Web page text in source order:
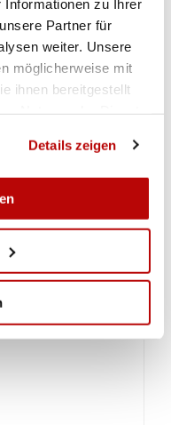
Informationen zu Ihrer
Partner für
weiter. Unsere
möglicherweise mit
ihnen bereitgestellt
Details zeigen